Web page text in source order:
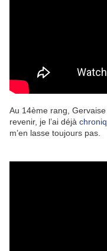
Au 14ème rang, Gervaise
revenir, je l’ai déjà
m’en lasse toujours pas.